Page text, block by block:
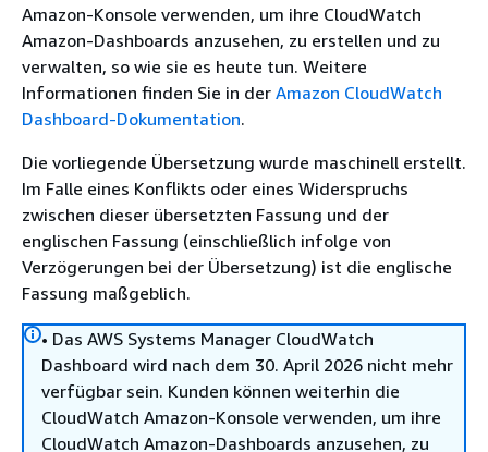
Amazon-Konsole verwenden, um ihre CloudWatch
Amazon-Dashboards anzusehen, zu erstellen und zu
verwalten, so wie sie es heute tun. Weitere
Informationen finden Sie in der Amazon CloudWatch
Dashboard-Dokumentation.
Die vorliegende Übersetzung wurde maschinell erstellt.
Im Falle eines Konflikts oder eines Widerspruchs
zwischen dieser übersetzten Fassung und der
englischen Fassung (einschließlich infolge von
Verzögerungen bei der Übersetzung) ist die englische
Fassung maßgeblich.
• Das AWS Systems Manager CloudWatch
Dashboard wird nach dem 30. April 2026 nicht mehr
verfügbar sein. Kunden können weiterhin die
CloudWatch Amazon-Konsole verwenden, um ihre
CloudWatch Amazon-Dashboards anzusehen, zu